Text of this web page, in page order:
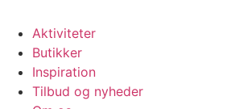
Aktiviteter
Butikker
Inspiration
Tilbud og nyheder